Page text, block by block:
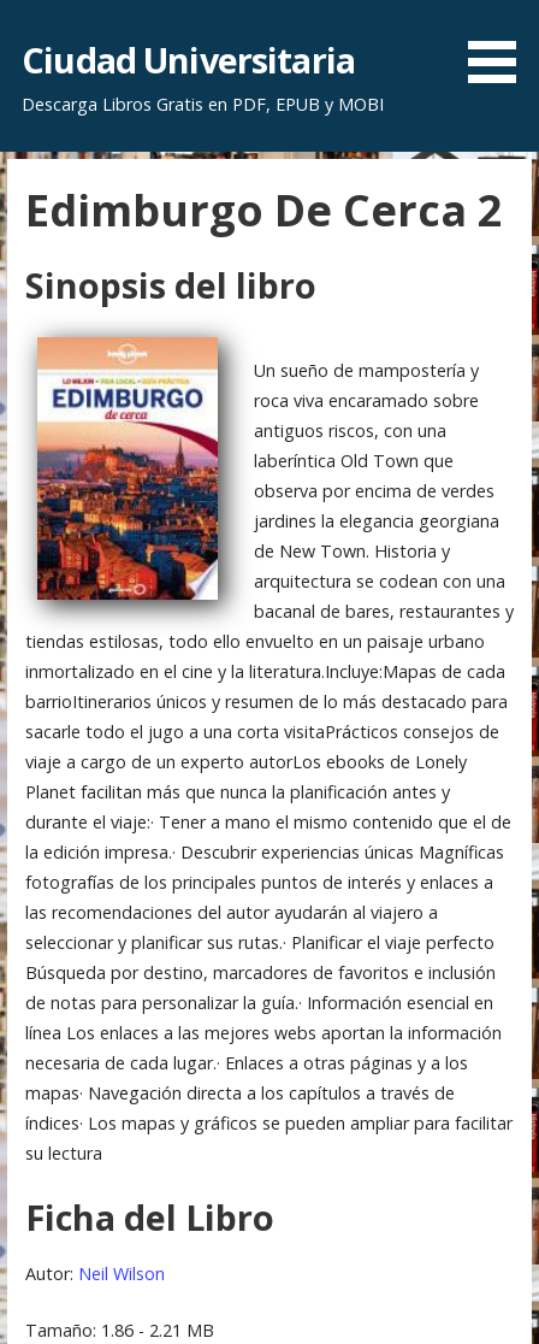
r
a
l
c
o
n
e
n
i
d
o
Ciudad Universitaria
Descarga Libros Gratis en PDF, EPUB y MOBI
Edimburgo De Cerca 2
Sinopsis del libro
Un sueño de mampostería y
roca viva encaramado sobre
antiguos riscos, con una
laberíntica Old Town que
observa por encima de verdes
jardines la elegancia georgiana
de New Town. Historia y
arquitectura se codean con una
bacanal de bares, restaurantes y
tiendas estilosas, todo ello envuelto en un paisaje urbano
inmortalizado en el cine y la literatura.Incluye:Mapas de cada
barrioItinerarios únicos y resumen de lo más destacado para
sacarle todo el jugo a una corta visitaPrácticos consejos de
viaje a cargo de un experto autorLos ebooks de Lonely
Planet facilitan más que nunca la planificación antes y
durante el viaje:· Tener a mano el mismo contenido que el de
la edición impresa.· Descubrir experiencias únicas Magníficas
fotografías de los principales puntos de interés y enlaces a
las recomendaciones del autor ayudarán al viajero a
seleccionar y planificar sus rutas.· Planificar el viaje perfecto
Búsqueda por destino, marcadores de favoritos e inclusión
de notas para personalizar la guía.· Información esencial en
línea Los enlaces a las mejores webs aportan la información
necesaria de cada lugar.· Enlaces a otras páginas y a los
mapas· Navegación directa a los capítulos a través de
índices· Los mapas y gráficos se pueden ampliar para facilitar
su lectura
Ficha del Libro
Autor: Neil Wilson
Tamaño: 1.86 - 2.21 MB